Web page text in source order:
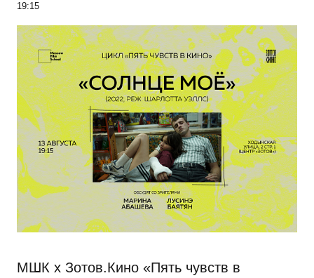
19:15
МШК х Зотов.Кино «Пять чувств в